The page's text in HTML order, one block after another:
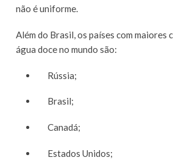
não é uniforme.
Além do Brasil, os países com maiores
água doce no mundo são:
Rússia;
Brasil;
Canadá;
Estados Unidos;